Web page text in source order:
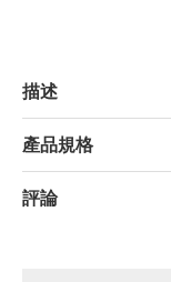
描述
產品規格
評論